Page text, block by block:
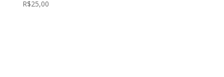
R$25,00